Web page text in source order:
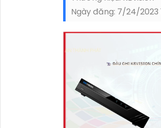
Ngày đăng: 7/24/2023